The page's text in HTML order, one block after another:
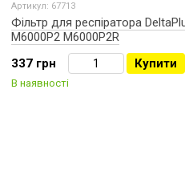
Артикул: 67713
Фільтр для респіратора
M6000P2 M6000P2R
337 грн
Купити
В наявності